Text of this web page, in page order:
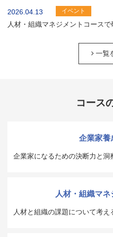
2026.04.13 イベント
人材・組織マネジメントコース
一覧
コース
企業家養
企業家になるための決断力と洞
人材・組織マ
人材と組織の課題について考え